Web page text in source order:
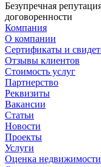
Безупречная
договоренности
Компания
О компании
Сертификаты и
Отзывы клиентов
Стоимость услуг
Партнерство
Реквизиты
Вакансии
Статьи
Новости
Проекты
Услуги
Оценка недвижимости